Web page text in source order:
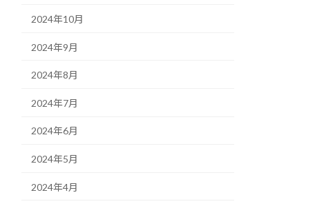
2024年10月
2024年9月
2024年8月
2024年7月
2024年6月
2024年5月
2024年4月